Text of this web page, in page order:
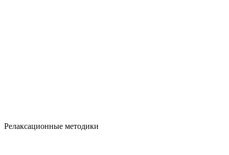
Релаксационные методики